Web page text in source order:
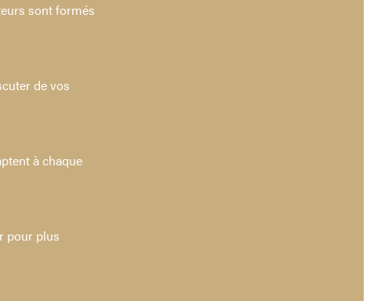
sont formés
de vos
à chaque
pour plus